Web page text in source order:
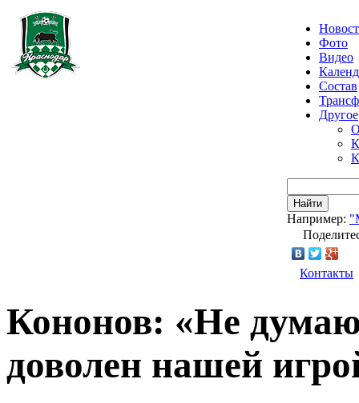
Фото
Видео
Состав
Другое
Найти
Например:
Контакты
Кононов: «Не
доволен нашей